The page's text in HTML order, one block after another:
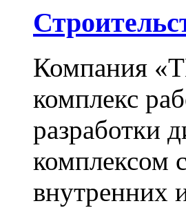
Компания
комплекс
разработки
комплексом
внутренних